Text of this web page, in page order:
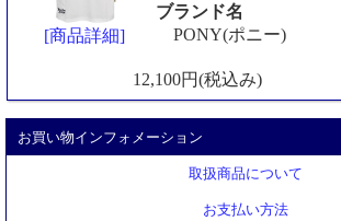
[商品詳細]
ブランド名
PONY(ポニー)
12,100円(税込み)
お買い物インフォメーション
取扱商品について
お支払い方法